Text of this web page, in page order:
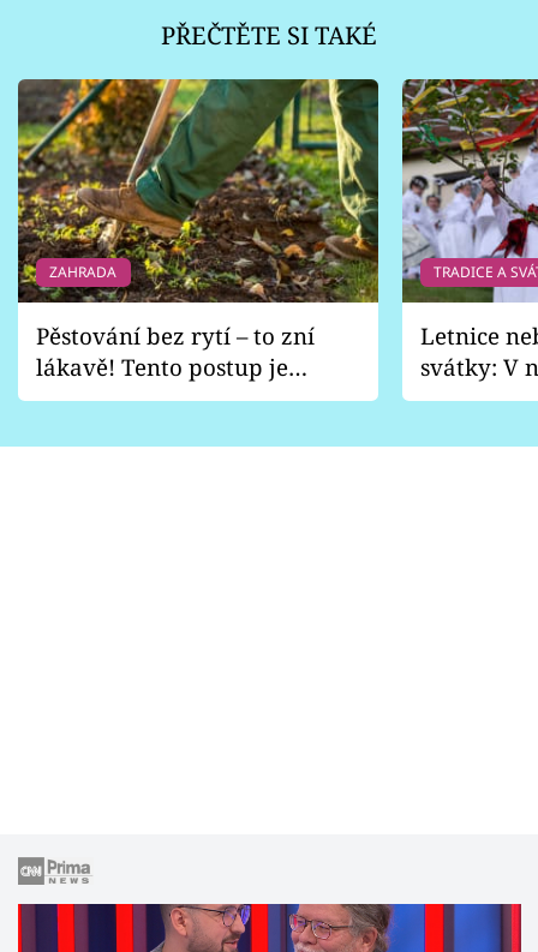
PŘEČTĚTE SI TAKÉ
ZAHRADA
Pěstování bez rytí – to zní
lákavě! Tento postup je
vhodný jen pro některé
TRADICE A
Letnice
svátky: V
pondělí